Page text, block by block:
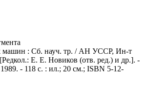
машин : Сб. науч. тр. / АН УССР, Ин-т
Е. Е. Новиков (отв. ред.) и др.]. -
- 118 с. : ил.; 20 см.; ISBN 5-12-